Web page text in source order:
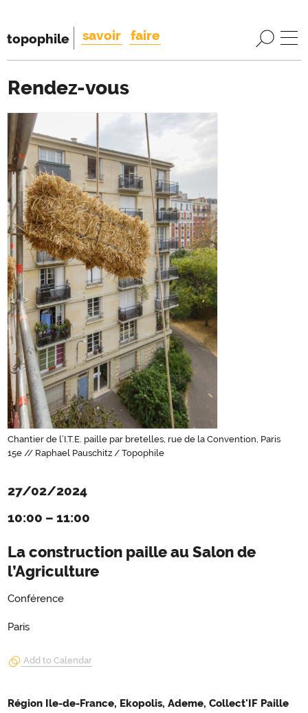
topophile savoir faire
Rendez-vous
Chantier de l’I.T.E. paille par bretelles, rue de la Convention, Paris
15e // Raphael Pauschitz / Topophile
27/02/2024
10:00 – 11:00
La construction paille au Salon de
l’Agriculture
Conférence
Paris
Add to Calendar
Région Ile-de-France, Ekopolis, Ademe, Collect'IF Paille